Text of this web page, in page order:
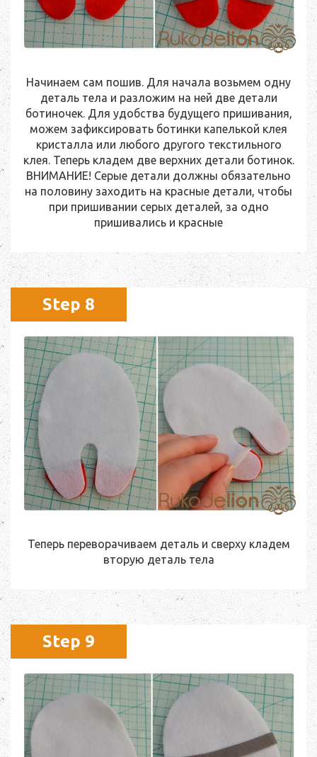
Начинаем сам пошив. Для начала возьмем одну
деталь тела и разложим на ней две детали
ботиночек. Для удобства будущего пришивания,
можем зафиксировать ботинки капелькой клея
кристалла или любого другого текстильного
клея. Теперь кладем две верхних детали ботинок.
ВНИМАНИЕ! Серые детали должны обязательно
на половину заходить на красные детали, чтобы
при пришивании серых деталей, за одно
пришивались и красные
Step 8
Теперь переворачиваем деталь и сверху кладем
вторую деталь тела
Step 9